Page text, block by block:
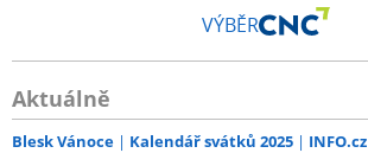
VÝBĚR
Aktuálně
Blesk Vánoce Kalendář svátků 2025 INFO.cz